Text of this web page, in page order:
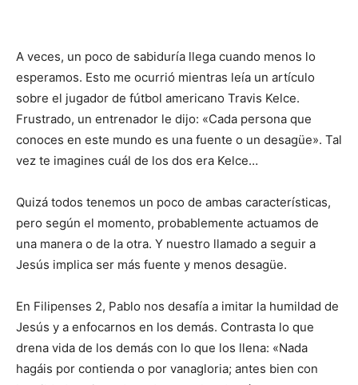
A veces, un poco de sabiduría llega cuando menos lo
esperamos. Esto me ocurrió mientras leía un artículo
sobre el jugador de fútbol americano Travis Kelce.
Frustrado, un entrenador le dijo: «Cada persona que
conoces en este mundo es una fuente o un desagüe». Tal
vez te imagines cuál de los dos era Kelce…
Quizá todos tenemos un poco de ambas características,
pero según el momento, probablemente actuamos de
una manera o de la otra. Y nuestro llamado a seguir a
Jesús implica ser más fuente y menos desagüe.
En Filipenses 2, Pablo nos desafía a imitar la humildad de
Jesús y a enfocarnos en los demás. Contrasta lo que
drena vida de los demás con lo que los llena: «Nada
hagáis por contienda o por vanagloria; antes bien con